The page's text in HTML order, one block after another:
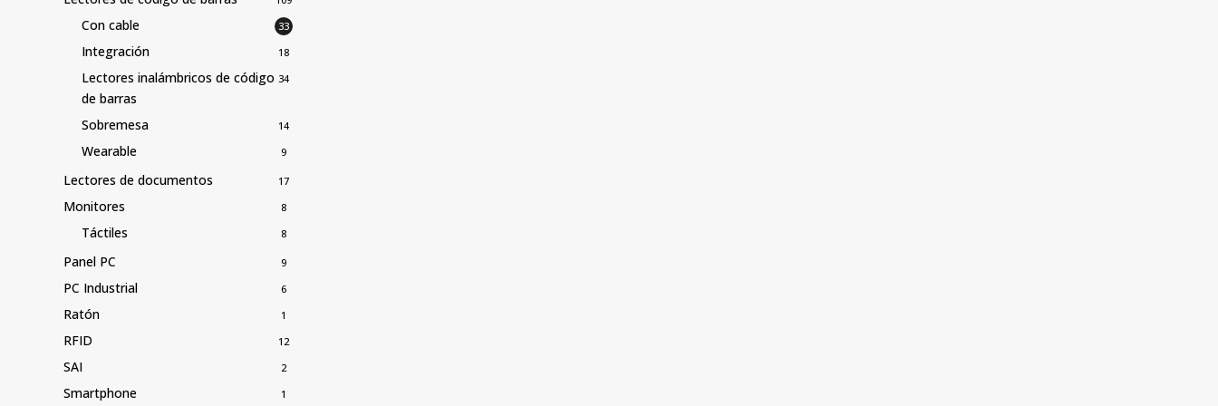
Con cable 33
Integración 18
Lectores inalámbricos de código
de barras
34
Sobremesa 14
Wearable 9
Lectores de documentos 17
Monitores 8
Táctiles 8
Panel PC 9
PC Industrial 6
Ratón 1
RFID 12
SAI 2
Smartphone 1